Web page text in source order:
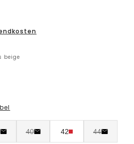
beige
40 42 44